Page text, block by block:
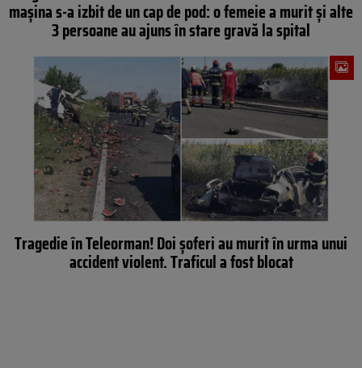
mașina s-a izbit de un cap de pod: o femeie a murit și alte
3 persoane au ajuns în stare gravă la spital
Tragedie în Teleorman! Doi șoferi au murit în urma unui
accident violent. Traficul a fost blocat